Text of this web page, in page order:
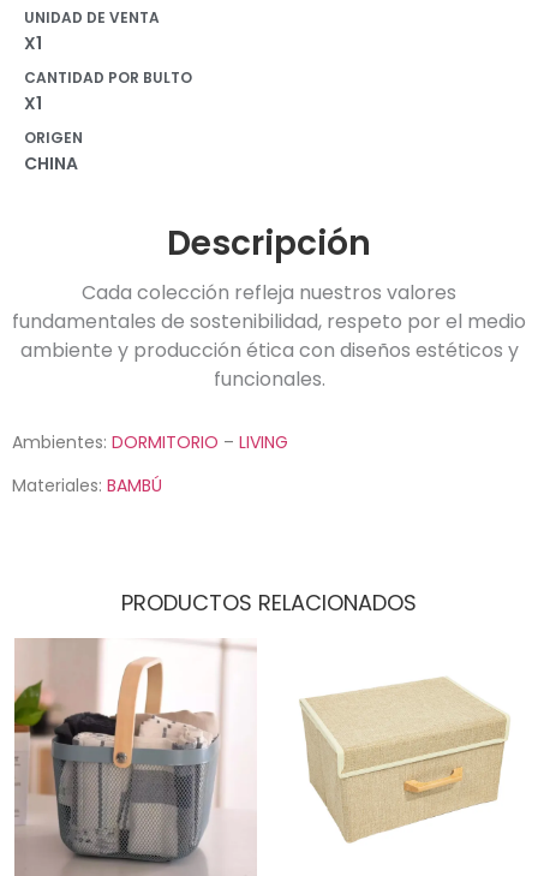
UNIDAD DE VENTA
X1
CANTIDAD POR BULTO
X1
ORIGEN
CHINA
Descripción
Cada colección refleja nuestros valores
fundamentales de sostenibilidad, respeto por el medio
ambiente y producción ética con diseños estéticos y
funcionales.
Ambientes: DORMITORIO – LIVING
Materiales: BAMBÚ
PRODUCTOS RELACIONADOS